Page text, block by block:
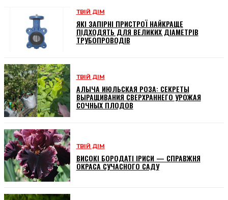
ТВІЙ ДІМ
ЯКІ ЗАПІРНІ ПРИСТРОЇ НАЙКРАЩЕ
ПІДХОДЯТЬ ДЛЯ ВЕЛИКИХ ДІАМЕТРІВ
ТРУБОПРОВОДІВ
ТВІЙ ДІМ
АЛЫЧА ИЮЛЬСКАЯ РОЗА: СЕКРЕТЫ
ВЫРАЩИВАНИЯ СВЕРХРАННЕГО УРОЖАЯ
СОЧНЫХ ПЛОДОВ
ТВІЙ ДІМ
ВИСОКІ БОРОДАТІ ІРИСИ — СПРАВЖНЯ
ОКРАСА СУЧАСНОГО САДУ